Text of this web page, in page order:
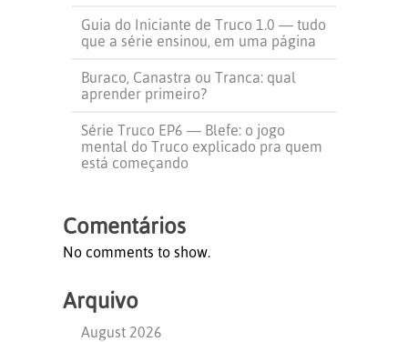
Guia do Iniciante de Truco 1.0 — tudo
que a série ensinou, em uma página
Buraco, Canastra ou Tranca: qual
aprender primeiro?
Série Truco EP6 — Blefe: o jogo
mental do Truco explicado pra quem
está começando
Comentários
No comments to show.
Arquivo
August 2026